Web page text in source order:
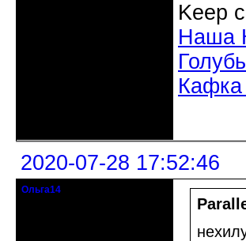
Keep
Наша
Кафка
2020-07-28 17:52:46
Ольга14